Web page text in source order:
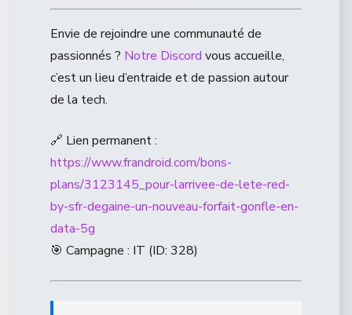
Envie de rejoindre une communauté de
passionnés ? Notre Discord vous accueille,
c’est un lieu d’entraide et de passion autour
de la tech.
🔗 Lien permanent :
https://www.frandroid.com/bons-
plans/3123145_pour-larrivee-de-lete-red-
by-sfr-degaine-un-nouveau-forfait-gonfle-en-
data-5g
🎯 Campagne : IT (ID: 328)